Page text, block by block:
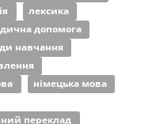
лексика
допомога
навчання
німецька мова
переклад